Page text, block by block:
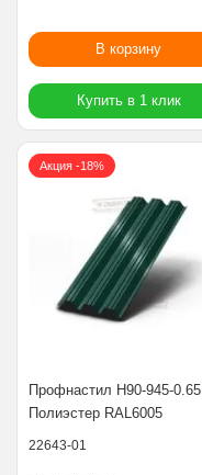
В корзину
Купить в 1 клик
Акция -18%
Профнастил Н90-945-0.65
Полиэстер RAL6005
22643-01